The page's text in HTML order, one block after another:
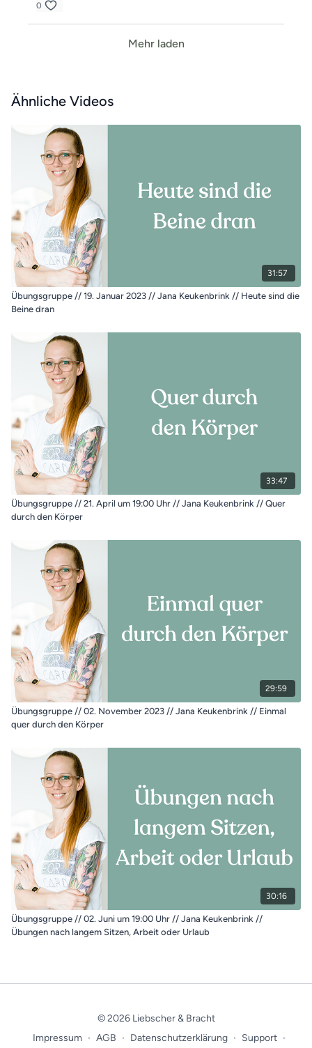
0
Mehr laden
Ähnliche Videos
31:57
Übungsgruppe // 19. Januar 2023 // Jana Keukenbrink // Heute sind die
Beine dran
33:47
Übungsgruppe // 21. April um 19:00 Uhr // Jana Keukenbrink // Quer
durch den Körper
29:59
Übungsgruppe // 02. November 2023 // Jana Keukenbrink // Einmal
quer durch den Körper
30:16
Übungsgruppe // 02. Juni um 19:00 Uhr // Jana Keukenbrink //
Übungen nach langem Sitzen, Arbeit oder Urlaub
© 2026 Liebscher & Bracht
Impressum ∙ AGB ∙ Datenschutzerklärung ∙ Support ∙